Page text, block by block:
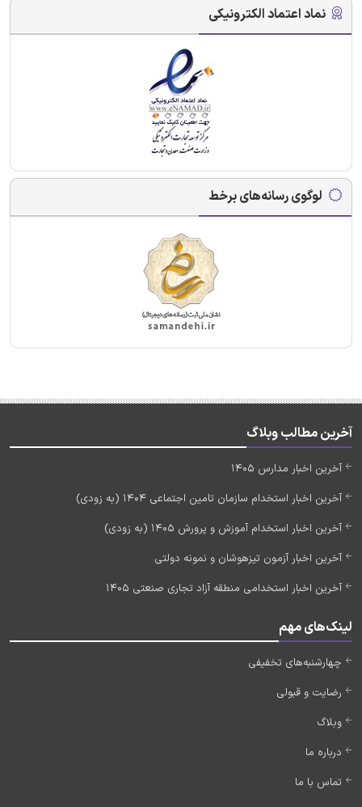
نماد اعتماد الکترونیکی
لوگوی رسانه‌های برخط
آخرین مطالب وبلاگ
آخرین اخبار مدارس 1405
آخرین اخبار استخدام سازمان تامین اجتماعی 1404 (به زودی)
آخرین اخبار استخدام آموزش و پرورش 1405 (به زودی)
آخرین اخبار آزمون تیزهوشان و نمونه دولتی
آخرین اخبار استخدامی منطقه آزاد تجاری صنعتی 1405
لینک‌های مهم
چهارشنبه‌های تخفیفی
رضایت و قبولی
وبلاگ
درباره ما
تماس با ما